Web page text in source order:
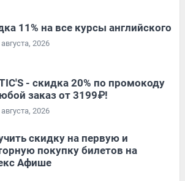
11% на все курсы английского
2026
- скидка 20% по промокоду
заказ от 3199₽!
2026
скидку на первую и
покупку билетов на
Афише